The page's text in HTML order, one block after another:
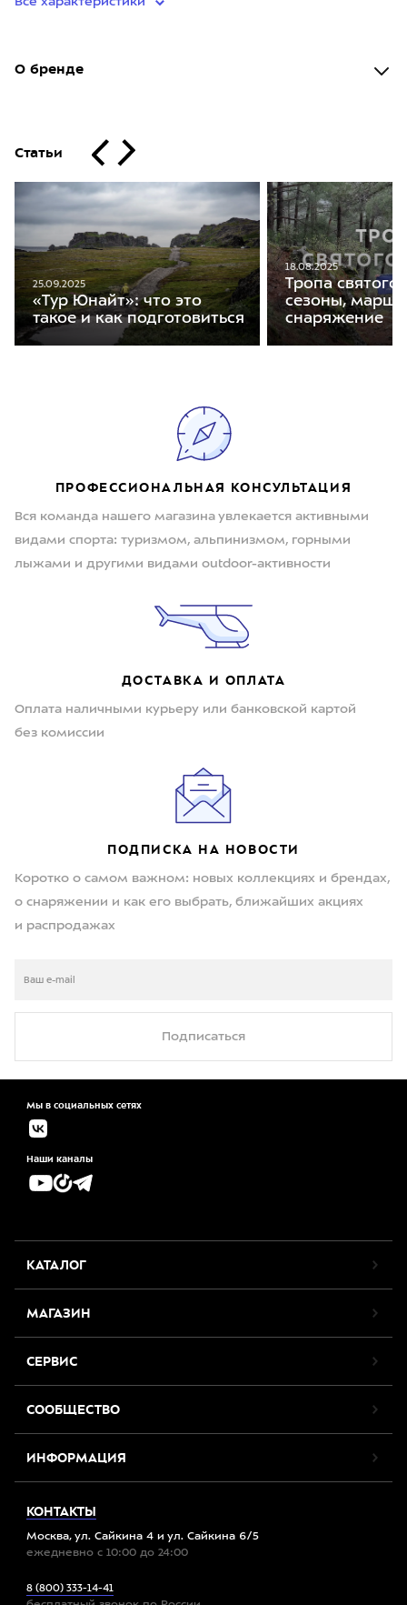
О бренде
Статьи
25.09.2025
«Тур Юнайт»: что это
такое и как подготовиться
18.08.2025
Тропа святого
сезоны,
снаряжение
ПРОФЕССИОНАЛЬНАЯ КОНСУЛЬТАЦИЯ
Вся команда нашего магазина увлекается активными
видами спорта: туризмом, альпинизмом, горными
лыжами и другими видами outdoor-активности
ДОСТАВКА И ОПЛАТА
Оплата наличными курьеру или банковской картой
без комиссии
ПОДПИСКА НА НОВОСТИ
Коротко о самом важном: новых коллекциях и брендах,
о снаряжении и как его выбрать, ближайших акциях
и распродажах
Подписаться
Мы в социальных сетях
Наши каналы
КАТАЛОГ
МАГАЗИН
СЕРВИС
СООБЩЕСТВО
ИНФОРМАЦИЯ
КОНТАКТЫ
Москва, ул. Сайкина 4 и ул. Сайкина 6/5
ежедневно с 10:00 до 24:00
8 (800) 333-14-41